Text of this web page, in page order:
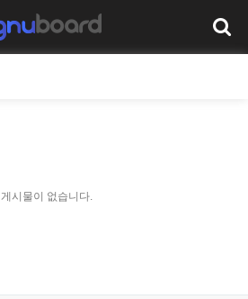
게시물이 없습니다.